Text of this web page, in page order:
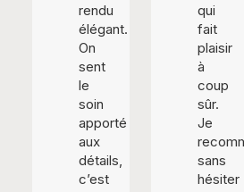
rendu
élégant.
On
sent
le
soin
apporté
aux
détails,
c’est
qui
fait
plaisir
à
coup
sûr.
Je
sans
hésiter